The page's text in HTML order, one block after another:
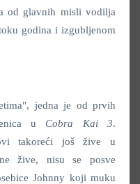
od glavnih misli vodilja
godina i izgubljenom
jedna je od prvih
uCobra Kai 3.
takoreći još žive u
ne žive, nisu se posve
Johnny koji muku